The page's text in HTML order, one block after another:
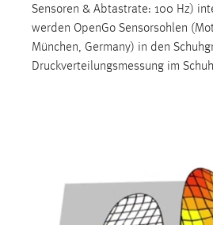
Sensoren & Abtastrate: 100 Hz)
werden OpenGo Sensorsohlen
München, Germany) in den
Druckverteilungsmessung im